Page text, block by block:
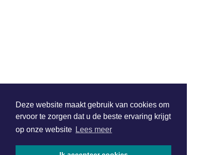
Deze website maakt gebruik van cookies om
ervoor te zorgen dat u de beste ervaring krijgt
op onze website Lees meer